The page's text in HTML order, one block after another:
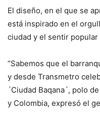
El diseño, en el que se
está inspirado en el
ciudad y el sentir
“Sabemos que el
y desde Transmetro
´Ciudad Baqana´, polo
y Colombia, expresó el